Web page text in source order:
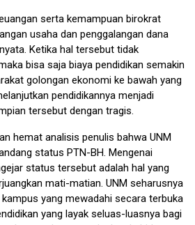
serta kemampuan birokrat
usaha dan penggalangan dana
Ketika hal tersebut tidak
bisa saja biaya pendidikan semakin
golongan ekonomi ke bawah yang
pendidikannya menjadi
tersebut dengan tragis.
hemat analisis penulis bahwa UNM
status PTN-BH. Mengenai
status tersebut adalah hal yang
mati-matian. UNM seharusnya
yang mewadahi secara terbuka
yang layak seluas-luasnya bagi